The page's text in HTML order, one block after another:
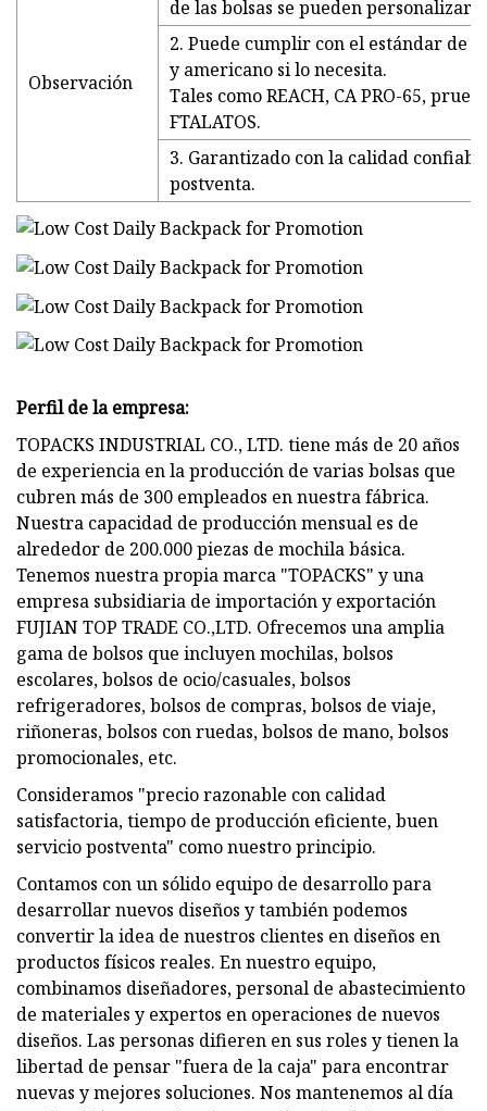
Observación
de las bolsas se pueden personalizar.
2. Puede cumplir con el estándar de
y americano si lo necesita.
Tales como REACH, CA PRO-65,
FTALATOS.
3. Garantizado con la calidad
postventa.
Perfil de la empresa:
TOPACKS INDUSTRIAL CO., LTD. tiene más de 20 años
de experiencia en la producción de varias bolsas que
cubren más de 300 empleados en nuestra fábrica.
Nuestra capacidad de producción mensual es de
alrededor de 200.000 piezas de mochila básica.
Tenemos nuestra propia marca "TOPACKS" y una
empresa subsidiaria de importación y exportación
FUJIAN TOP TRADE CO.,LTD. Ofrecemos una amplia
gama de bolsos que incluyen mochilas, bolsos
escolares, bolsos de ocio/casuales, bolsos
refrigeradores, bolsos de compras, bolsos de viaje,
riñoneras, bolsos con ruedas, bolsos de mano, bolsos
promocionales, etc.
Consideramos "precio razonable con calidad
satisfactoria, tiempo de producción eficiente, buen
servicio postventa" como nuestro principio.
Contamos con un sólido equipo de desarrollo para
desarrollar nuevos diseños y también podemos
convertir la idea de nuestros clientes en diseños en
productos físicos reales. En nuestro equipo,
combinamos diseñadores, personal de abastecimiento
de materiales y expertos en operaciones de nuevos
diseños. Las personas difieren en sus roles y tienen la
libertad de pensar "fuera de la caja" para encontrar
nuevas y mejores soluciones. Nos mantenemos al día